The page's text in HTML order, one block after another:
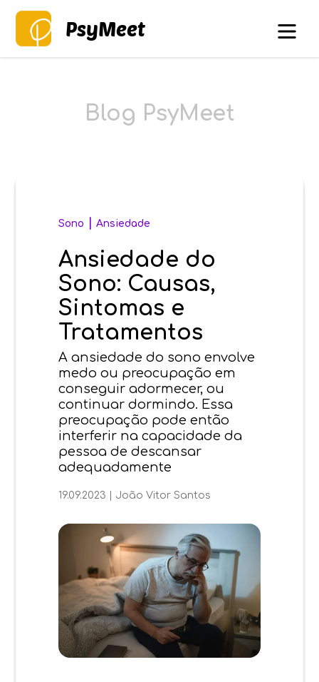
PsyMeet
Blog PsyMeet
Sono |Ansiedade
Ansiedade do
Sono: Causas,
Sintomas e
Tratamentos
A ansiedade do sono envolve
medo ou preocupação em
conseguir adormecer, ou
continuar dormindo. Essa
preocupação pode então
interferir na capacidade da
pessoa de descansar
adequadamente
19.09.2023 João Vitor Santos